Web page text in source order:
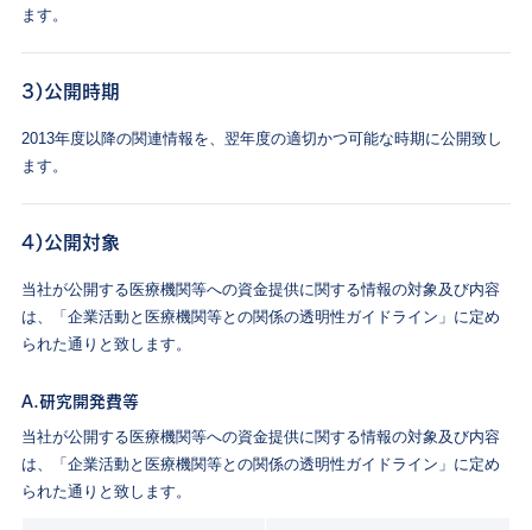
ます。
3）公開時期
2013年度以降の関連情報を、翌年度の適切かつ可能な時期に公開致し
ます。
4）公開対象
当社が公開する医療機関等への資金提供に関する情報の対象及び内容
は、「企業活動と医療機関等との関係の透明性ガイドライン」に定め
られた通りと致します。
A.研究開発費等
当社が公開する医療機関等への資金提供に関する情報の対象及び内容
は、「企業活動と医療機関等との関係の透明性ガイドライン」に定め
られた通りと致します。